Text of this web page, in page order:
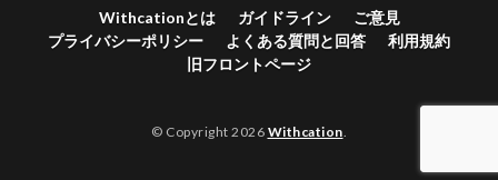
Withcationとは ガイドライン
ご意見
プライバシーポリシー
よくある質問と回答
利用規約
旧フロントページ
© Copyright 2026 Withcation.